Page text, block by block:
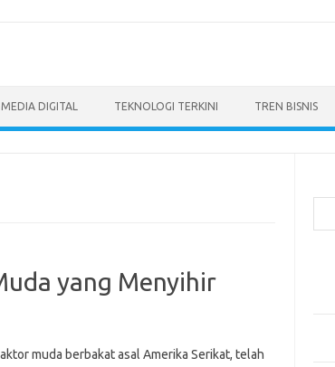
MEDIA DIGITAL TEKNOLOGI TERKINI TREN BISNIS
yang Menyihir
muda berbakat asal Amerika Serikat, telah